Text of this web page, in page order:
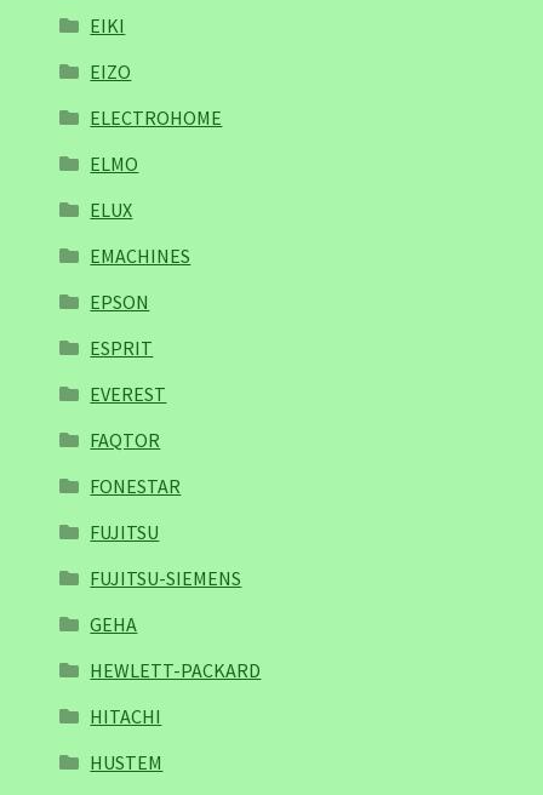
EIKI
EIZO
ELECTROHOME
ELMO
ELUX
EMACHINES
EPSON
ESPRIT
EVEREST
FAQTOR
FONESTAR
FUJITSU
FUJITSU-SIEMENS
GEHA
HEWLETT-PACKARD
HITACHI
HUSTEM